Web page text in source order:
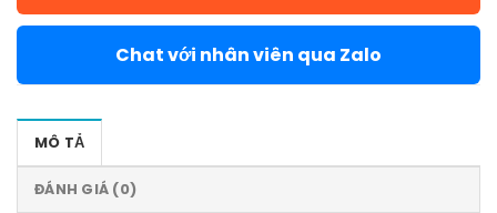
Chat với nhân viên qua Zalo
MÔ TẢ
ĐÁNH GIÁ (0)